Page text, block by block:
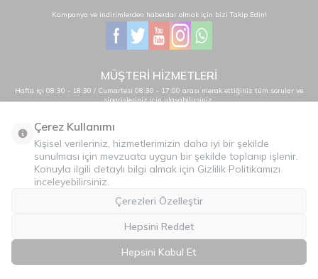
Kampanya ve indirimlerden haberdar olmak için bizi Takip Edin!
MÜŞTERİ HİZMETLERİ
Hafta içi 08:30 - 18:30 / Cumartesi 08:30 - 17:00 arası merak ettiğiniz tüm sorular ve
siparişleriniz için ulaşabilirsiniz.
0232 484 38 44 - 0533 330 88 95
Önemli Bilgiler
Hızlı Erişim
İLETİŞİM
T-SoftE-TicaretSistemleriyle Hazırlanmıştır.
Çerez Kullanımı
Kişisel verileriniz, hizmetlerimizin daha iyi bir şekilde
sunulması için mevzuata uygun bir şekilde toplanıp işlenir.
Konuyla ilgili detaylı bilgi almak için Gizlilik Politikamızı
inceleyebilirsiniz.
Çerezleri Özelleştir
Hepsini Reddet
Hepsini Kabul Et